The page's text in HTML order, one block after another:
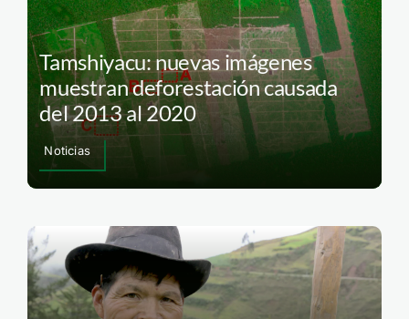
Tamshiyacu: nuevas imágenes
muestran deforestación causada
del 2013 al 2020
Noticias